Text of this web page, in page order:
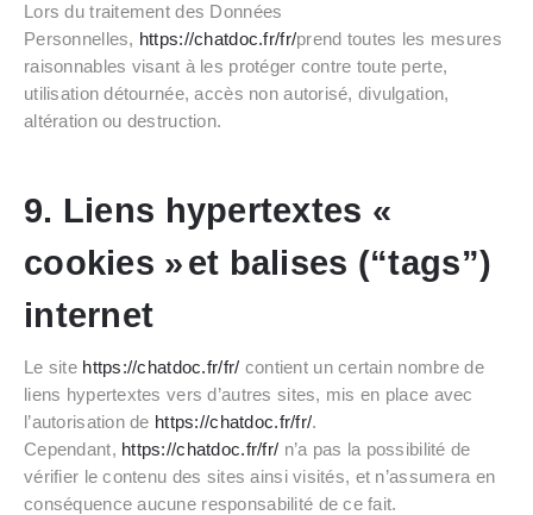
Lors du traitement des Données
Personnelles, https://chatdoc.fr/fr/prend toutes les mesures
raisonnables visant à les protéger contre toute perte,
utilisation détournée, accès non autorisé, divulgation,
altération ou destruction.
9. Liens hypertextes «
cookies »et balises (“tags”)
internet
Le site https://chatdoc.fr/fr/ contient un certain nombre de
liens hypertextes vers d’autres sites, mis en place avec
l’autorisation de https://chatdoc.fr/fr/.
Cependant, https://chatdoc.fr/fr/ n’a pas la possibilité de
vérifier le contenu des sites ainsi visités, et n’assumera en
conséquence aucune responsabilité de ce fait.